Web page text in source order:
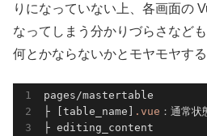
りになっていない上、各画面の
なってしまう分かりづらさなど
何とかならないかとモヤモヤする
pages/mastertable
├ [table_name]
.vue ：通常状
├ editing_content